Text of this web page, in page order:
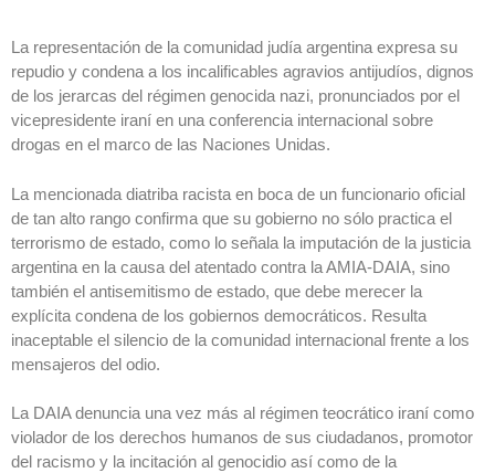
La representación de la comunidad judía argentina expresa su
repudio y condena a los incalificables agravios antijudíos, dignos
de los jerarcas del régimen genocida nazi, pronunciados por el
vicepresidente iraní en una conferencia internacional sobre
drogas en el marco de las Naciones Unidas.
La mencionada diatriba racista en boca de un funcionario oficial
de tan alto rango confirma que su gobierno no sólo practica el
terrorismo de estado, como lo señala la imputación de la justicia
argentina en la causa del atentado contra la AMIA-DAIA, sino
también el antisemitismo de estado, que debe merecer la
explícita condena de los gobiernos democráticos. Resulta
inaceptable el silencio de la comunidad internacional frente a los
mensajeros del odio.
La DAIA denuncia una vez más al régimen teocrático iraní como
violador de los derechos humanos de sus ciudadanos, promotor
del racismo y la incitación al genocidio así como de la